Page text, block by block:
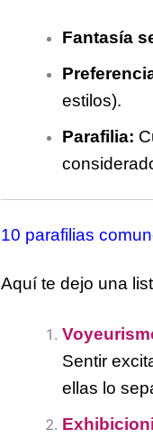
Fantasía
estilos).
Parafilia:
10 parafilias
Aquí te dejo una
Sentir
ellas lo